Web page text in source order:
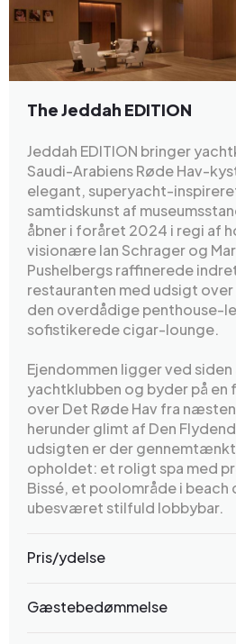
The Jeddah EDITION
Jeddah EDITION bringer
Saudi-Arabiens Røde Hav-
elegant, superyacht-
samtidskunst af
åbner i foråret 2024 i regi af
visionære Ian Schrager og
Pushelbergs raffinerede
restauranten med udsigt
den overdådige penthouse-
sofistikerede cigar-lounge.
Ejendommen ligger ved
yachtklubben og byder på en
over Det Røde Hav fra
herunder glimt af Den
udsigten er der
opholdet: et roligt spa med
Bissé, et poolområde i beach
ubesværet stilfuld lobbybar.
Pris/ydelse
Gæstebedømmelse